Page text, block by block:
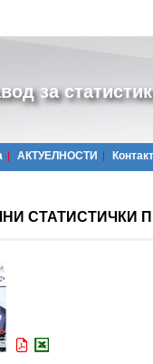
за
АКТУЕЛНОСТИ Контакт
СТАТИСТИЧКИ